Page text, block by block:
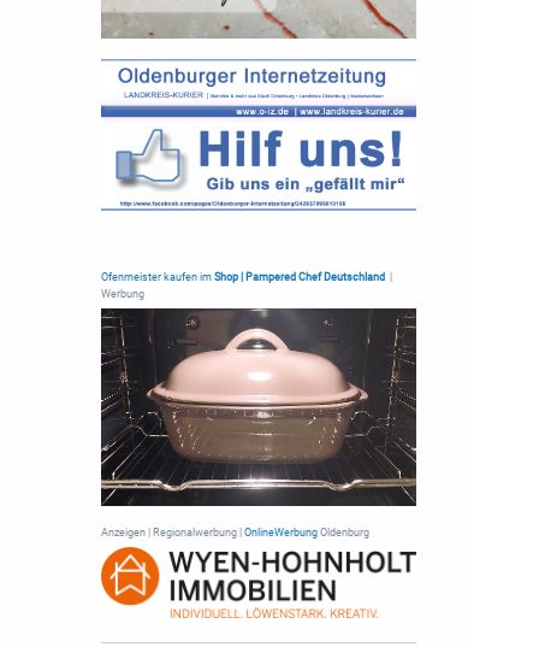
Ofenmeister kaufen im Shop | Pampered Chef Deutschland
Werbung
Anzeigen | Regionalwerbung | OnlineWerbungOldenburg